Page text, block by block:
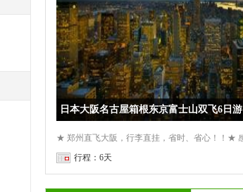
日本大阪名古屋箱根东京富士山双飞6日游
行程：6天